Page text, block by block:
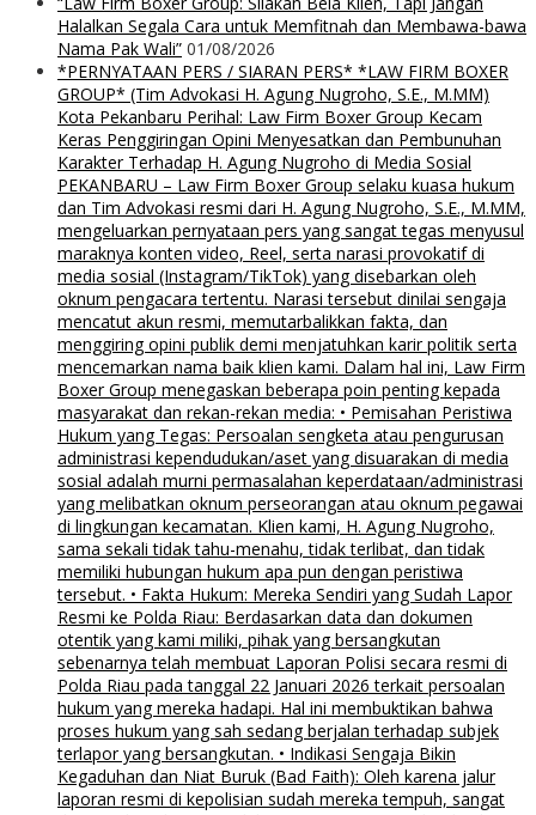
Halalkan Segala Cara untuk Memfitnah dan Membawa-bawa
Nama Pak Wali” 01/08/2026
*PERNYATAAN PERS / SIARAN PERS* *LAW FIRM BOXER
GROUP* (Tim Advokasi H. Agung Nugroho, S.E., M.MM)
Kota Pekanbaru Perihal: Law Firm Boxer Group Kecam
Keras Penggiringan Opini Menyesatkan dan Pembunuhan
Karakter Terhadap H. Agung Nugroho di Media Sosial
PEKANBARU – Law Firm Boxer Group selaku kuasa hukum
dan Tim Advokasi resmi dari H. Agung Nugroho, S.E., M.MM,
mengeluarkan pernyataan pers yang sangat tegas menyusul
maraknya konten video, Reel, serta narasi provokatif di
media sosial (Instagram/TikTok) yang disebarkan oleh
oknum pengacara tertentu. Narasi tersebut dinilai sengaja
mencatut akun resmi, memutarbalikkan fakta, dan
menggiring opini publik demi menjatuhkan karir politik serta
mencemarkan nama baik klien kami. Dalam hal ini, Law Firm
Boxer Group menegaskan beberapa poin penting kepada
masyarakat dan rekan-rekan media: • Pemisahan Peristiwa
Hukum yang Tegas: Persoalan sengketa atau pengurusan
administrasi kependudukan/aset yang disuarakan di media
sosial adalah murni permasalahan keperdataan/administrasi
yang melibatkan oknum perseorangan atau oknum pegawai
di lingkungan kecamatan. Klien kami, H. Agung Nugroho,
sama sekali tidak tahu-menahu, tidak terlibat, dan tidak
memiliki hubungan hukum apa pun dengan peristiwa
tersebut. • Fakta Hukum: Mereka Sendiri yang Sudah Lapor
Resmi ke Polda Riau: Berdasarkan data dan dokumen
otentik yang kami miliki, pihak yang bersangkutan
sebenarnya telah membuat Laporan Polisi secara resmi di
Polda Riau pada tanggal 22 Januari 2026 terkait persoalan
hukum yang mereka hadapi. Hal ini membuktikan bahwa
proses hukum yang sah sedang berjalan terhadap subjek
terlapor yang bersangkutan. • Indikasi Sengaja Bikin
Kegaduhan dan Niat Buruk (Bad Faith): Oleh karena jalur
laporan resmi di kepolisian sudah mereka tempuh, sangat